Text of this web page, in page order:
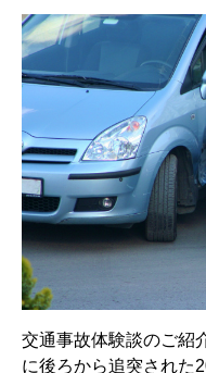
交通事故体験談のご紹
に後ろから追突された
弁護士特約について
加害者側について知
被害に関する用語を
解決までの流れ ▼
ケガの治療
症状固定
後遺障害認定
慰謝料請求